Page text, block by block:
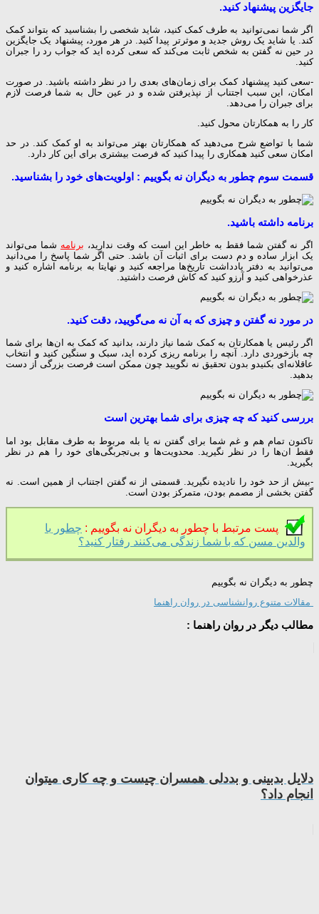
جایگزین پیشنهاد کنید.
اگر شما نمی‌توانید به طرف کمک کنید، شاید شخصی را بشناسید که بتواند کمک
کند. یا شاید یک روش جدید و موثرتر پیدا کنید. در هر مورد، پیشنهاد یک جایگزین
در حین نه گفتن به شخص ثابت می‌کند که سعی کرده اید که جواب رد را جبران
کنید.
-سعی کنید پیشنهاد کمک برای زمان‌های بعدی را در نظر داشته باشید. در صورت
امکان، این سبب اجتناب از نپذیرفتن شده و در عین حال به شما فرصت لازم
برای جبران را می‌دهد.
کار را به همکارتان محول کنید.
شما با تواضع شرح می‌دهید که همکارتان بهتر می‌تواند به او کمک کند. در حد
امکان سعی کنید همکاری را پیدا کنید که فرصت بیشتری برای این کار دارد.
قسمت سوم چطور به دیگران نه بگوییم : اولویت‌های خود را بشناسید.
برنامه داشته باشید.
اگر نه گفتن شما فقط به خاطر این است که وقت ندارید، برنامه شما می‌تواند
یک ابزار ساده و دم دست برای اثبات آن باشد. حتی اگر شما پاسخ را می‌دانید
می‌توانید به دفتر یادداشت تاریخ‌ها مراجعه کنید و نهایتا به برنامه اشاره کنید و
عذرخواهی کنید و آرزو کنید که کاش فرصت داشتید.
در مورد نه گفتن و چیزی که به آن نه می‌گویید، دقت کنید.
اگر رئیس یا همکارتان به کمک شما نیاز دارند، بدانید که کمک به ان‌ها برای شما
چه بازخوردی دارد. آنچه را برنامه ریزی کرده اید، سبک و سنگین کنید و انتخاب
عاقلانه‌ای بکنیدو بدون تحقیق نه نگویید چون ممکن است فرصت بزرگی از دست
بدهید.
بررسی کنید که چه چیزی برای شما بهترین است
تاکنون تمام هم و غم شما برای گفتن نه یا بله مربوط به طرف مقابل بود اما
فقط ان‌ها را در نظر نگیرید. محدویت‌ها و بی‌تجربگی‌های خود را هم در نظر
بگیرید.
-بیش از حد خود را نادیده نگیرید. قسمتی از نه گفتن اجتناب از همین است. نه
گفتن بخشی از مصمم بودن، متمرکز بودن است.
پست مرتبط با چطور به دیگران نه بگوییم : چطور با
والدین مسن که با شما زندگی می‌کنند رفتار کنید؟
چطور به دیگران نه بگوییم
مقالات متنوع روانشناسی در روان راهنما
مطالب دیگر در روان راهنما :
دلایل بدبینی و بددلی همسران چیست و چه کاری میتوان
انجام داد؟